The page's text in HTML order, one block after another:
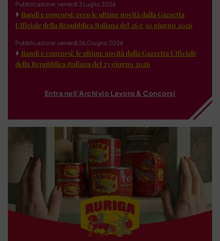
Pubblicazione: venerdì 3 Luglio 2026
Bandi e concorsi: ecco le ultime novità dalla Gazzetta
Ufficiale della Repubblica Italiana del 26 e 30 giugno 2026
Pubblicazione: venerdì 26 Giugno 2026
Bandi e concorsi: le ultime novità dalla Gazzetta Ufficiale
della Repubblica Italiana del 23 giugno 2026
Entra nell'Archivio Lavoro & Concorsi